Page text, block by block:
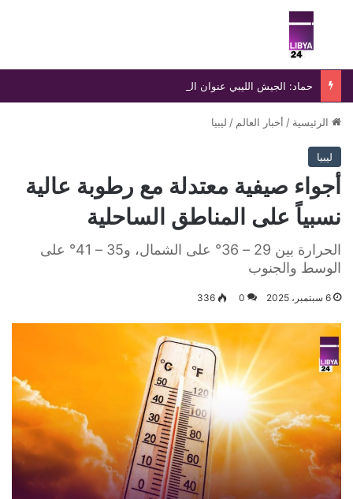
بحث عن
الرئيسية / أخبار العالم / ليبيا
ليبيا
أجواء صيفية معتدلة مع رطوبة عالية
نسبياً على المناطق الساحلية
الحرارة بين 29 – 36° على الشمال، و35 – 41° على
الوسط والجنوب
6 سبتمبر، 2025 0
336